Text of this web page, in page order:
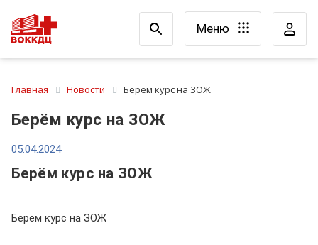
Меню
Главная Новости Берём курс на ЗОЖ
Берём курс на ЗОЖ
05.04.2024
Берём курс на ЗОЖ
Берём курс на ЗОЖ